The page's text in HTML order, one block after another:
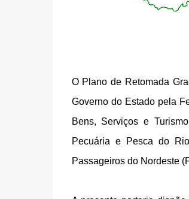
O Plano de Retomada
Governo do Estado pela
Bens, Serviços e
Pecuária e Pesca do
Passageiros do Nordeste